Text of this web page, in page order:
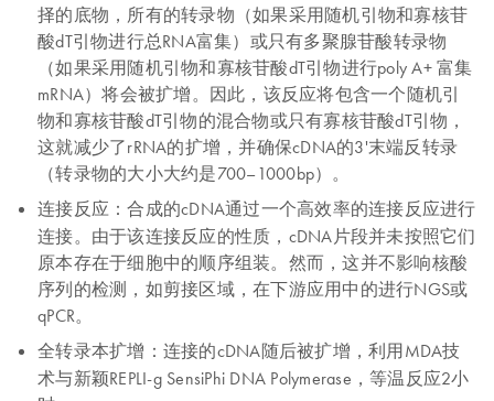
择的底物，所有的转录物（如果采用随机引物和寡核苷
酸dT引物进行总RNA富集）或只有多聚腺苷酸转录物
（如果采用随机引物和寡核苷酸dT引物进行poly A+ 富集
mRNA）将会被扩增。因此，该反应将包含一个随机引
物和寡核苷酸dT引物的混合物或只有寡核苷酸dT引物，
这就减少了rRNA的扩增，并确保cDNA的3'末端反转录
（转录物的大小大约是700–1000bp）。
连接反应：合成的cDNA通过一个高效率的连接反应进行
连接。由于该连接反应的性质，cDNA片段并未按照它们
原本存在于细胞中的顺序组装。然而，这并不影响核酸
序列的检测，如剪接区域，在下游应用中的进行NGS或
qPCR。
全转录本扩增： 连接的cDNA随后被扩增，利用MDA技
术与新颖REPLI-g SensiPhi DNA Polymerase，等温反应2小